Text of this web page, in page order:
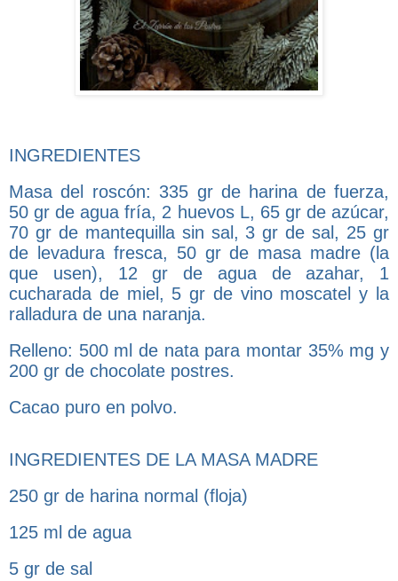
INGREDIENTES
Masa del roscón: 335 gr de harina de fuerza,
50 gr de agua fría, 2 huevos L, 65 gr de azúcar,
70 gr de mantequilla sin sal, 3 gr de sal, 25 gr
de levadura fresca, 50 gr de masa madre (la
que usen), 12 gr de agua de azahar, 1
cucharada de miel, 5 gr de vino moscatel y la
ralladura de una naranja.
Relleno: 500 ml de nata para montar 35% mg y
200 gr de chocolate postres.
Cacao puro en polvo.
INGREDIENTES DE LA MASA MADRE
250 gr de harina normal (floja)
125 ml de agua
5 gr de sal